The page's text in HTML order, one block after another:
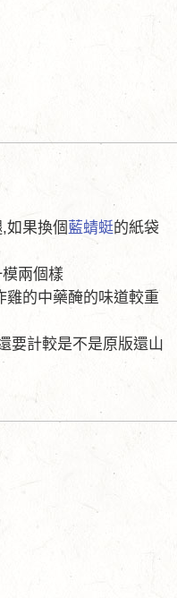
如果換個 藍蜻蜓的紙袋
兩個樣
雞的中藥醃的味道較重
要計較是不是原版還山